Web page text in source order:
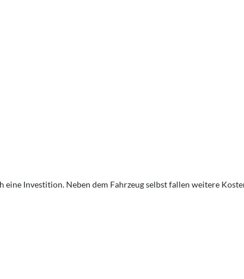
eine Investition. Neben dem Fahrzeug selbst fallen weitere